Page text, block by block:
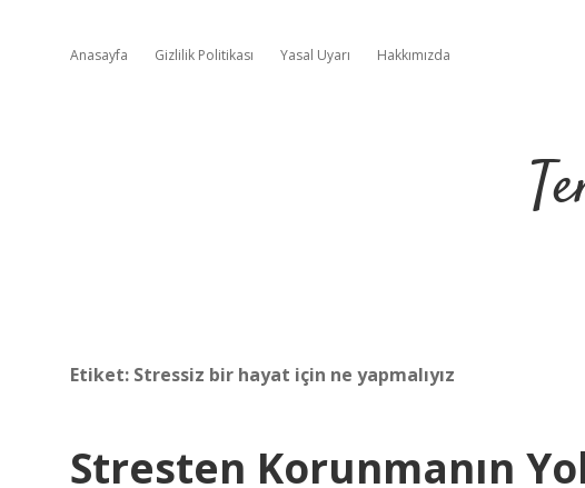
Anasayfa Gizlilik Politikası Yasal Uyarı Hakkımızda
Etiket: Stressiz bir hayat için ne yapmalıyız
Stresten Korunmanın